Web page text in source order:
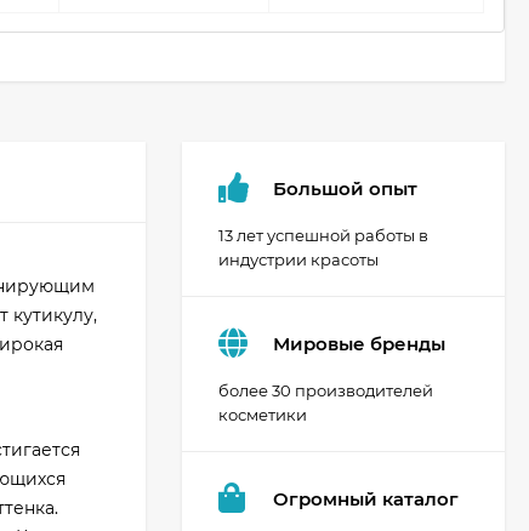
кутикулу,
Большой опыт
13 лет успешной работы в
индустрии красоты
Мировые бренды
более 30 производителей
косметики
Огромный каталог